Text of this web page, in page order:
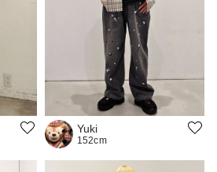
Yuki
152cm